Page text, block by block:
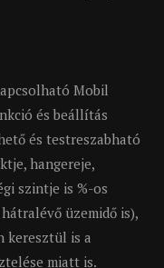
Mobil
és beállítás
és testreszabható
hangereje,
szintje is %-os
üzemidő is),
keresztül is a
miatt is.